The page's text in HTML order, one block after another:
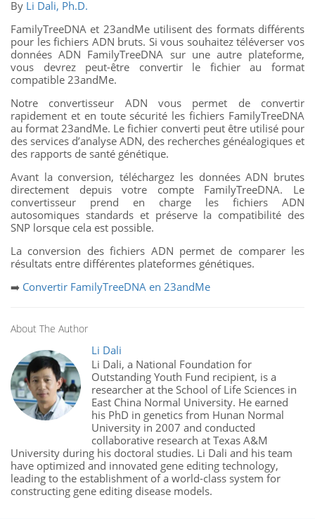
By Li Dali, Ph.D.
FamilyTreeDNA et 23andMe utilisent des formats différents
pour les fichiers ADN bruts. Si vous souhaitez téléverser vos
données ADN FamilyTreeDNA sur une autre plateforme,
vous devrez peut-être convertir le fichier au format
compatible 23andMe.
Notre convertisseur ADN vous permet de convertir
rapidement et en toute sécurité les fichiers FamilyTreeDNA
au format 23andMe. Le fichier converti peut être utilisé pour
des services d’analyse ADN, des recherches généalogiques et
des rapports de santé génétique.
Avant la conversion, téléchargez les données ADN brutes
directement depuis votre compte FamilyTreeDNA. Le
convertisseur prend en charge les fichiers ADN
autosomiques standards et préserve la compatibilité des
SNP lorsque cela est possible.
La conversion des fichiers ADN permet de comparer les
résultats entre différentes plateformes génétiques.
➡️ Convertir FamilyTreeDNA en 23andMe
About The Author
Li Dali
Li Dali, a National Foundation for
Outstanding Youth Fund recipient, is a
researcher at the School of Life Sciences in
East China Normal University. He earned
his PhD in genetics from Hunan Normal
University in 2007 and conducted
collaborative research at Texas A&M
University during his doctoral studies. Li Dali and his team
have optimized and innovated gene editing technology,
leading to the establishment of a world-class system for
constructing gene editing disease models.